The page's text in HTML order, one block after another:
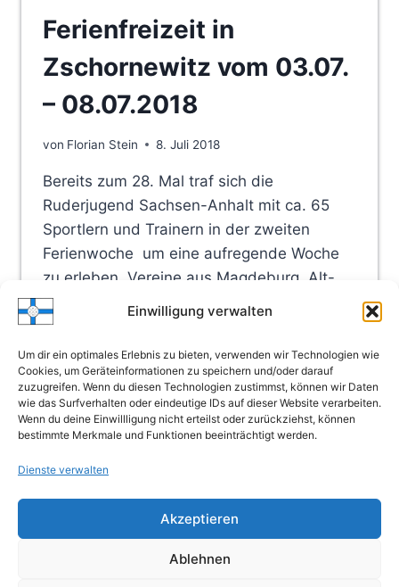
Einwilligung verwalten
Um dir ein optimales Erlebnis zu bieten, verwenden wir Technologien wie
Cookies, um Geräteinformationen zu speichern und/oder darauf
zuzugreifen. Wenn du diesen Technologien zustimmst, können wir Daten
wie das Surfverhalten oder eindeutige IDs auf dieser Website verarbeiten.
Wenn du deine Einwillligung nicht erteilst oder zurückziehst, können
bestimmte Merkmale und Funktionen beeinträchtigt werden.
Dienste verwalten
Akzeptieren
Ablehnen
Ferienfreizeit in
Zschornewitz vom 03.07.
– 08.07.2018
von Florian Stein 8. Juli 2018
Bereits zum 28. Mal traf sich die
Ruderjugend Sachsen-Anhalt mit ca. 65
Sportlern und Trainern in der zweiten
Ferienwoche um eine aufregende Woche
zu erleben. Vereine aus Magdeburg, Alt-
Werder, Dessau, Bitterfeld, Wittenberg,
Weißenfels und Zschornewitz waren dabei.
Bei Sonnenschein hieß…
WEITERLESENFERIENFREIZEIT
IN
ZSCHORNEWITZ
VOM
08.07.2018
Seitennavigation
Vorherige
1